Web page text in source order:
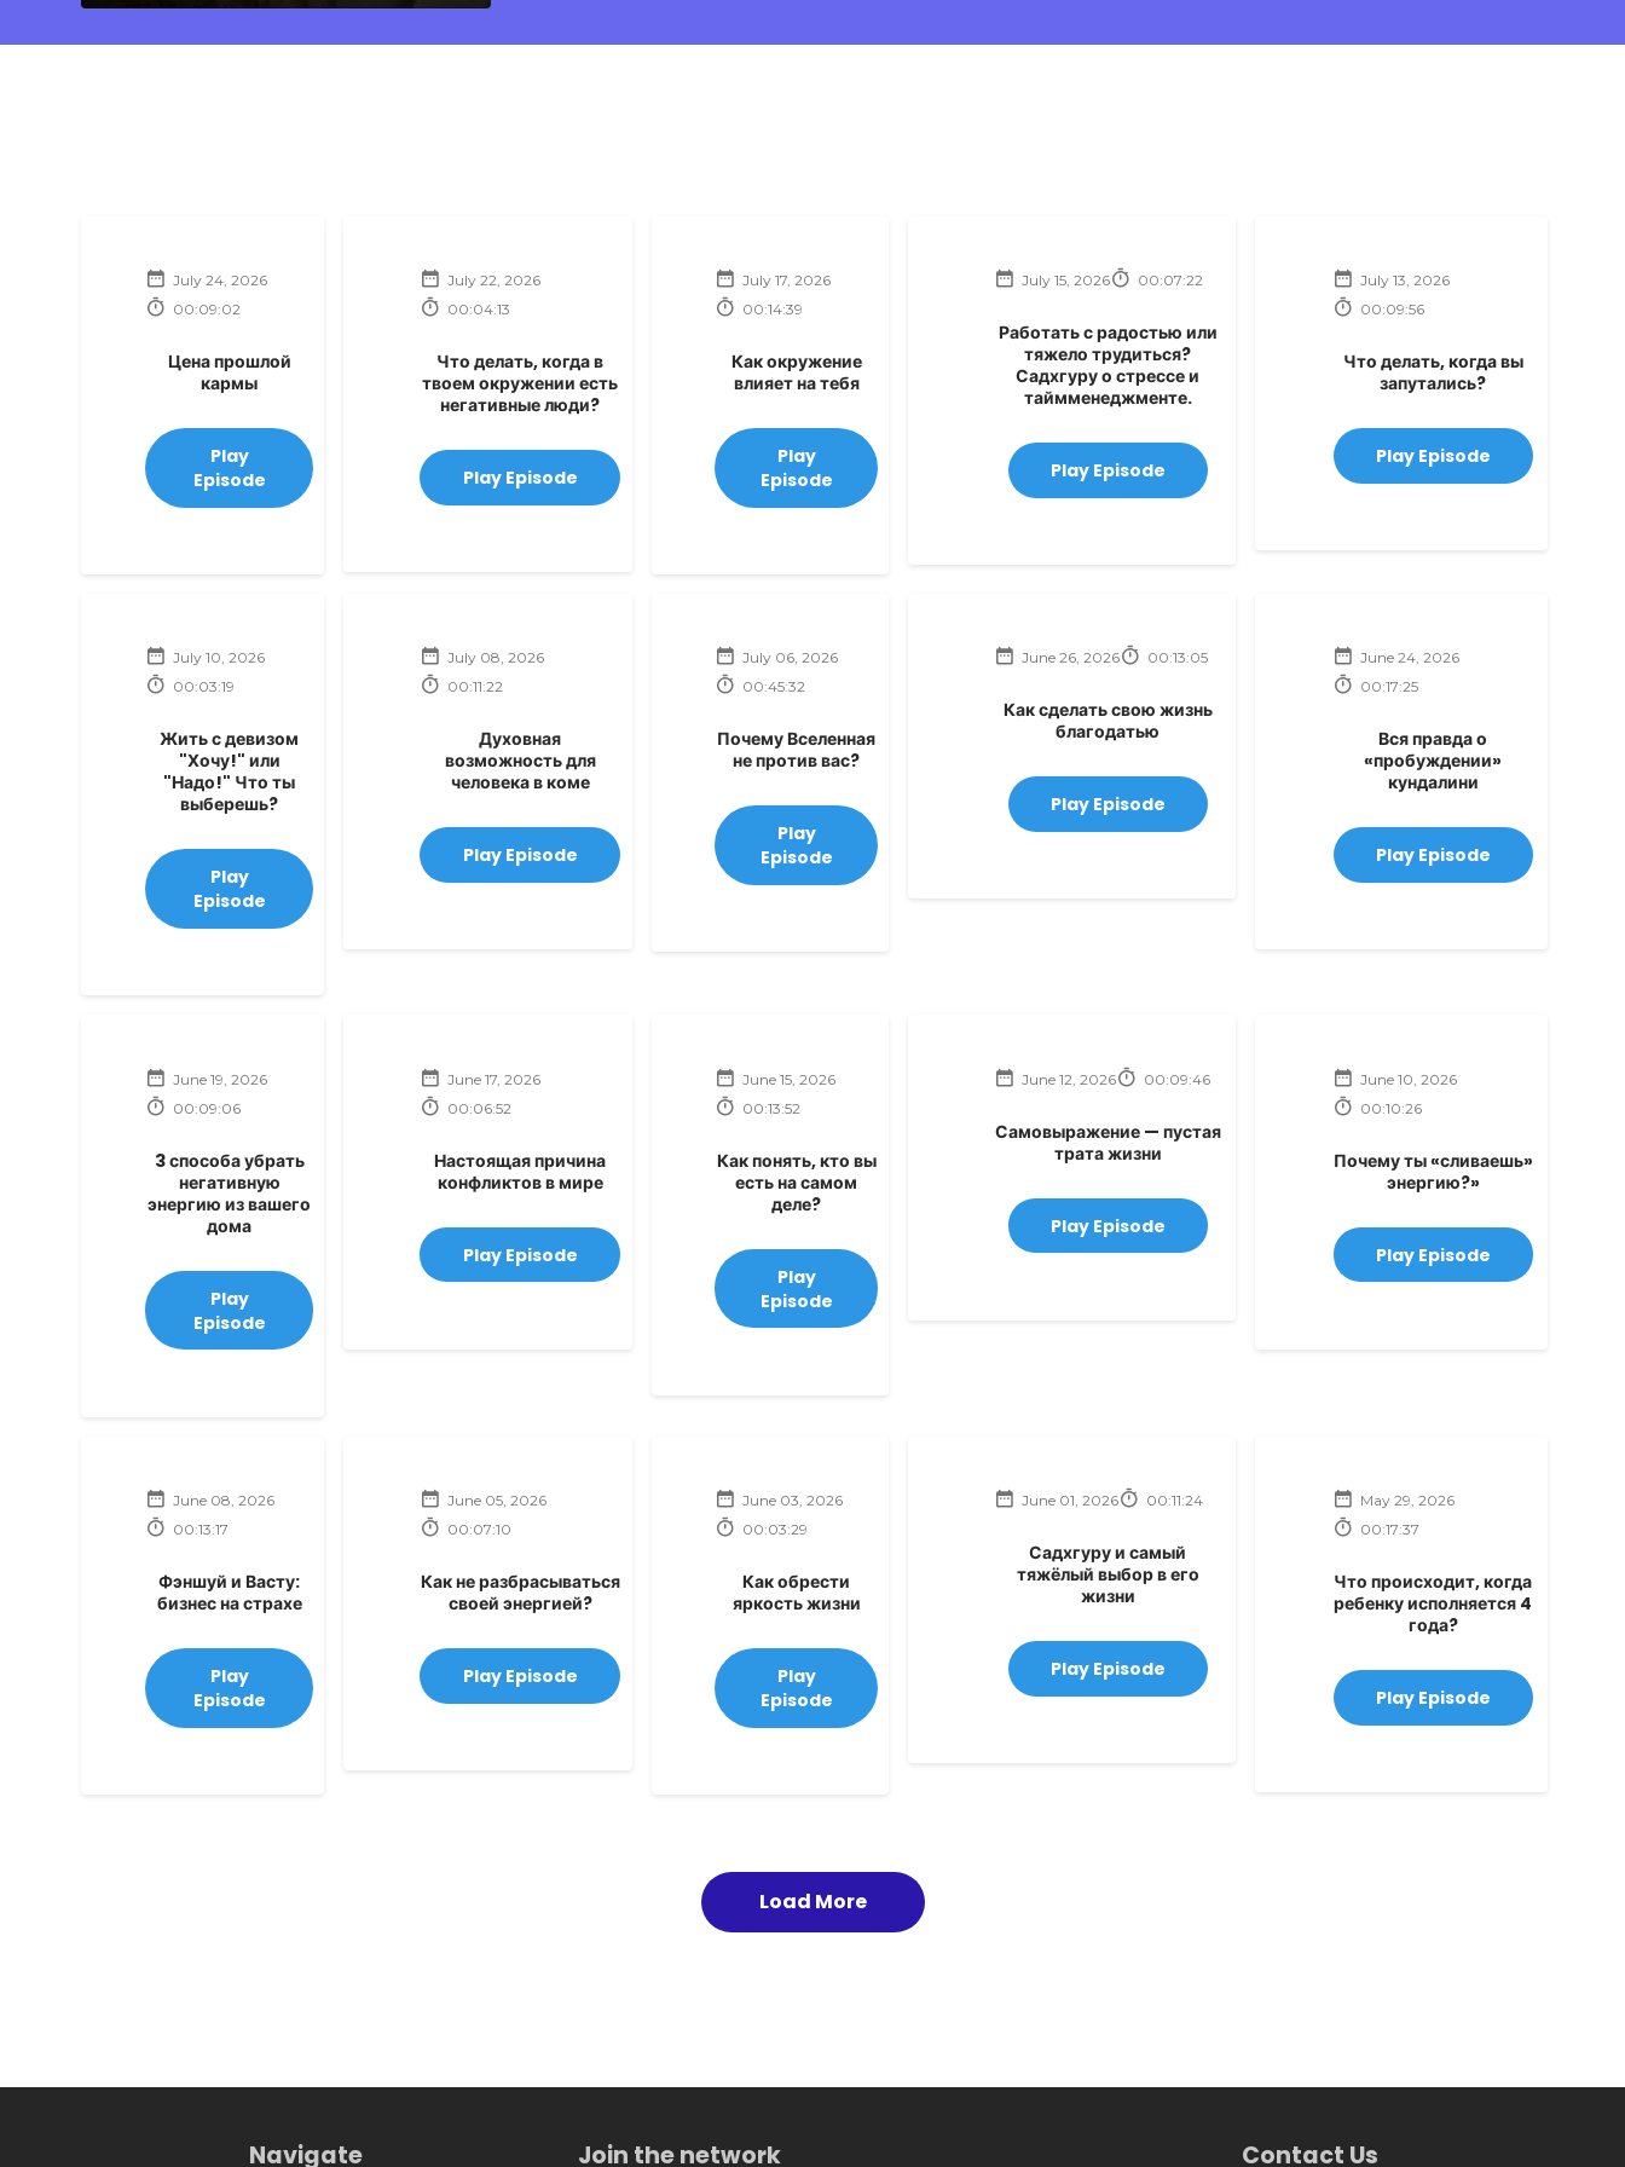
July 24, 2026
00:09:02
Цена прошлой
кармы
Play
Episode
July 22, 2026
00:04:13
Что делать, когда в
твоем окружении есть
негативные люди?
Play Episode
July 17, 2026
00:14:39
Как окружение
влияет на тебя
Play
Episode
July 15, 2026 00:07:22
Работать с радостью или
тяжело трудиться?
Садхгуру о стрессе и
таймменеджменте.
Play Episode
July 13, 2026
00:09:56
Что делать, когда вы
запутались?
Play Episode
July 10, 2026
00:03:19
Жить с девизом
"Хочу!" или
"Надо!" Что ты
выберешь?
Play
Episode
July 08, 2026
00:11:22
Духовная
возможность для
человека в коме
Play Episode
July 06, 2026
00:45:32
Почему Вселенная
не против вас?
Play
Episode
June 26, 2026 00:13:05
Как сделать свою жизнь
благодатью
Play Episode
June 24, 2026
00:17:25
Вся правда о
«пробуждении»
кундалини
Play Episode
June 19, 2026
00:09:06
3 способа убрать
негативную
энергию из вашего
дома
Play
Episode
June 17, 2026
00:06:52
Настоящая причина
конфликтов в мире
Play Episode
June 15, 2026
00:13:52
Как понять, кто вы
есть на самом
деле?
Play
Episode
June 12, 2026 00:09:46
Самовыражение — пустая
трата жизни
Play Episode
June 10, 2026
00:10:26
Почему ты «сливаешь»
энергию?»
Play Episode
June 08, 2026
00:13:17
Фэншуй и Васту:
бизнес на страхе
Play
Episode
June 05, 2026
00:07:10
Как не разбрасываться
своей энергией?
Play Episode
June 03, 2026
00:03:29
Как обрести
яркость жизни
Play
Episode
June 01, 2026 00:11:24
Садхгуру и самый
тяжёлый выбор в его
жизни
Play Episode
May 29, 2026
00:17:37
Что происходит, когда
ребенку исполняется 4
года?
Play Episode
Load More
Navigate Join the network Contact Us